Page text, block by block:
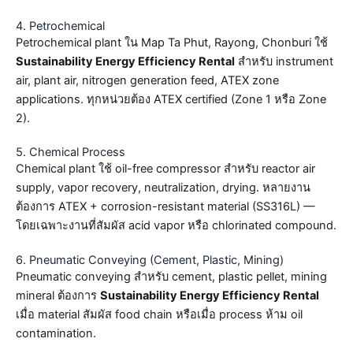
4. Petrochemical
Petrochemical plant ใน Map Ta Phut, Rayong, Chonburi ใช้
Sustainability Energy Efficiency Rental สำหรับ instrument
air, plant air, nitrogen generation feed, ATEX zone
applications. ทุกหน่วยต้อง ATEX certified (Zone 1 หรือ Zone
2).
5. Chemical Process
Chemical plant ใช้ oil-free compressor สำหรับ reactor air
supply, vapor recovery, neutralization, drying. หลายงาน
ต้องการ ATEX + corrosion-resistant material (SS316L) —
โดยเฉพาะงานที่สัมผัส acid vapor หรือ chlorinated compound.
6. Pneumatic Conveying (Cement, Plastic, Mining)
Pneumatic conveying สำหรับ cement, plastic pellet, mining
mineral ต้องการ Sustainability Energy Efficiency Rental
เมื่อ material สัมผัส food chain หรือเมื่อ process ห้าม oil
contamination.